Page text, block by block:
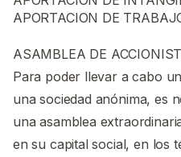
APORTACION DE
ASAMBLEA DE
Para poder llevar a cabo
una sociedad anónima, es
una asamblea
en su capital social, en los